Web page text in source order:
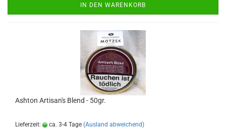
IN DEN WARENKORB
Ashton Artisan's Blend - 50gr.
Lieferzeit: ca. 3-4 Tage (Ausland abweichend)